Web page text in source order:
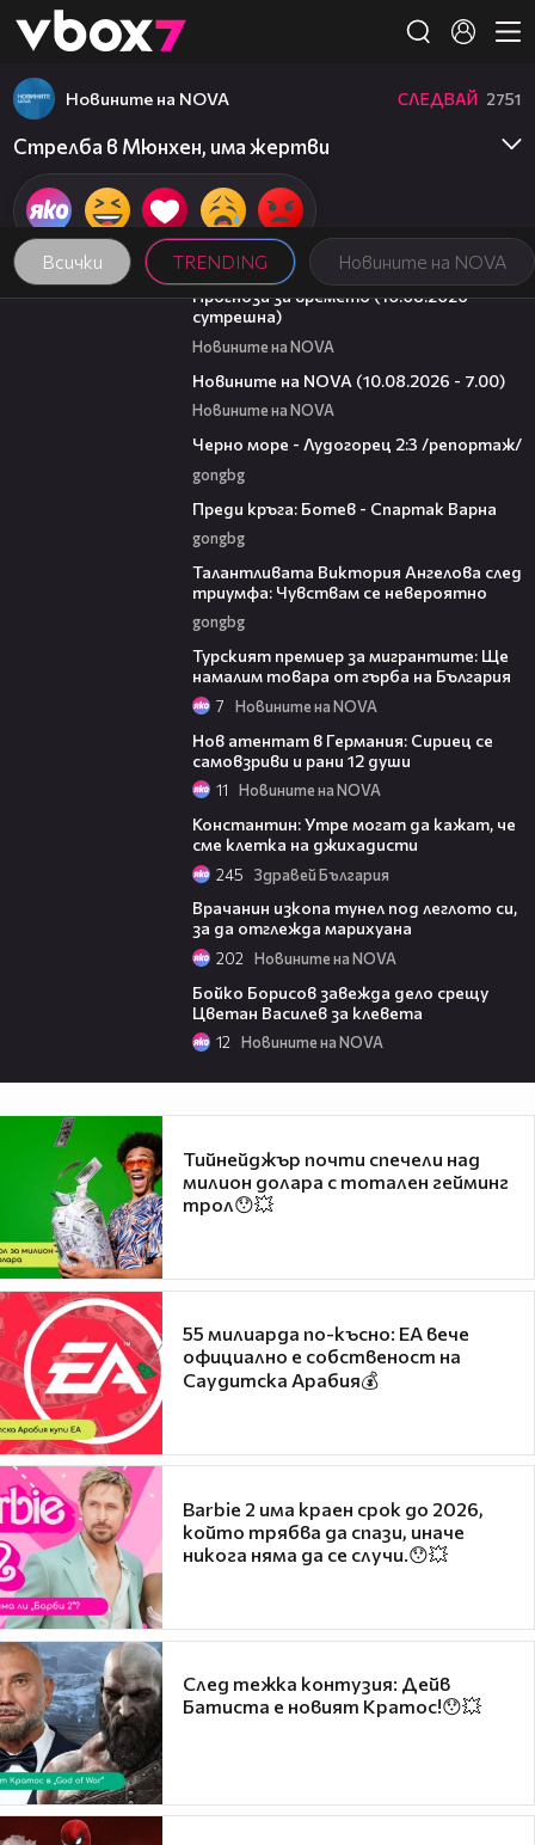
👾
Всички TRENDING Новините на NOVA
Новините на NOVA СЛЕДВАЙ 2751
Стрелба в Мюнхен, има жертви
01:37
Прогноза за времето (10.08.2026 -
сутрешна)
Новините на NOVA
Новините на NOVA (10.08.2026 - 7.00)
Новините на NOVA
Черно море - Лудогорец 2:3 /репортаж/
gongbg
Преди кръга: Ботев - Спартак Варна
gongbg
Талантливата Виктория Ангелова след
триумфа: Чувствам се невероятно
gongbg
Турският премиер за мигрантите: Ще
намалим товара от гърба на България
7 Новините на NOVA
Нов атентат в Германия: Сириец се
самовзриви и рани 12 души
11 Новините на NOVA
Константин: Утре могат да кажат, че
сме клетка на джихадисти
245 Здравей България
Врачанин изкопа тунел под леглото си,
за да отглежда марихуана
202 Новините на NOVA
Бойко Борисов завежда дело срещу
Цветан Василев за клевета
12 Новините на NOVA
Тийнейджър почти спечели над
милион долара с тотален гейминг
трол😯💥
55 милиарда по-късно: EA вече
официално е собственост на
Саудитска Арабия💰
Barbie 2 има краен срок до 2026,
който трябва да спази, иначе
никога няма да се случи.😯💥
След тежка контузия: Дейв
Батиста е новият Кратос!😯💥